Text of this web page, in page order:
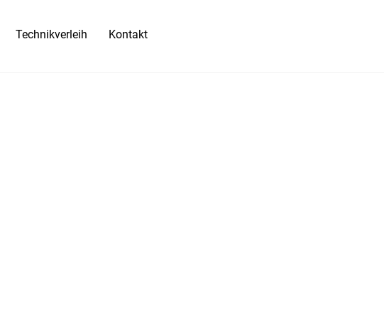
Technikverleih Kontakt